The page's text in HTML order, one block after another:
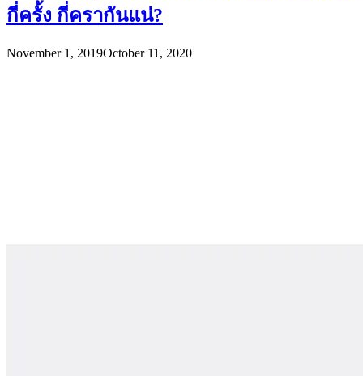
กี่ครั้ง กี่ครากันแน่?
November 1, 2019October 11, 2020